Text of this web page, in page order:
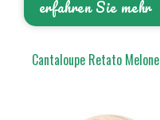
erfahren Sie mehr
Cantaloupe Retato Melone